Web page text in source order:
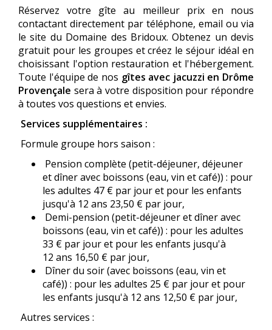
Réservez votre gîte au meilleur prix en nous
contactant directement par téléphone, email ou via
le site du Domaine des Bridoux. Obtenez un devis
gratuit pour les groupes et créez le séjour idéal en
choisissant l'option restauration et l'hébergement.
Toute l'équipe de nos gîtes avec jacuzzi en Drôme
Provençale sera à votre disposition pour répondre
à toutes vos questions et envies.
Services supplémentaires :
Formule groupe hors saison :
Pension complète (petit-déjeuner, déjeuner
et dîner avec boissons (eau, vin et café)) : pour
les adultes 47 € par jour et pour les enfants
jusqu'à 12 ans 23,50 € par jour,
Demi-pension (petit-déjeuner et dîner avec
boissons (eau, vin et café)) : pour les adultes
33 € par jour et pour les enfants jusqu'à
12 ans 16,50 € par jour,
Dîner du soir (avec boissons (eau, vin et
café)) : pour les adultes 25 € par jour et pour
les enfants jusqu'à 12 ans 12,50 € par jour,
Autres services :